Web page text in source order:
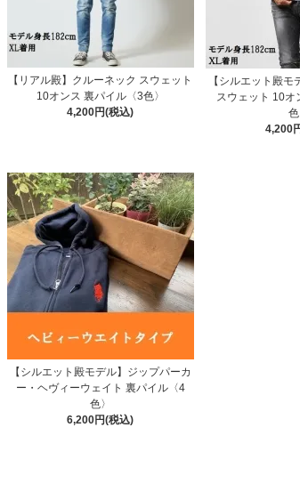
【リアル殿】クルーネック スウェット
10オンス 裏パイル〈3色〉
4,200円(税込)
【シルエット殿モ
スウェット 10オ
色
4,200
【シルエット殿モデル】ジップパーカ
ー・ヘヴィーウェイト 裏パイル〈4
色〉
6,200円(税込)